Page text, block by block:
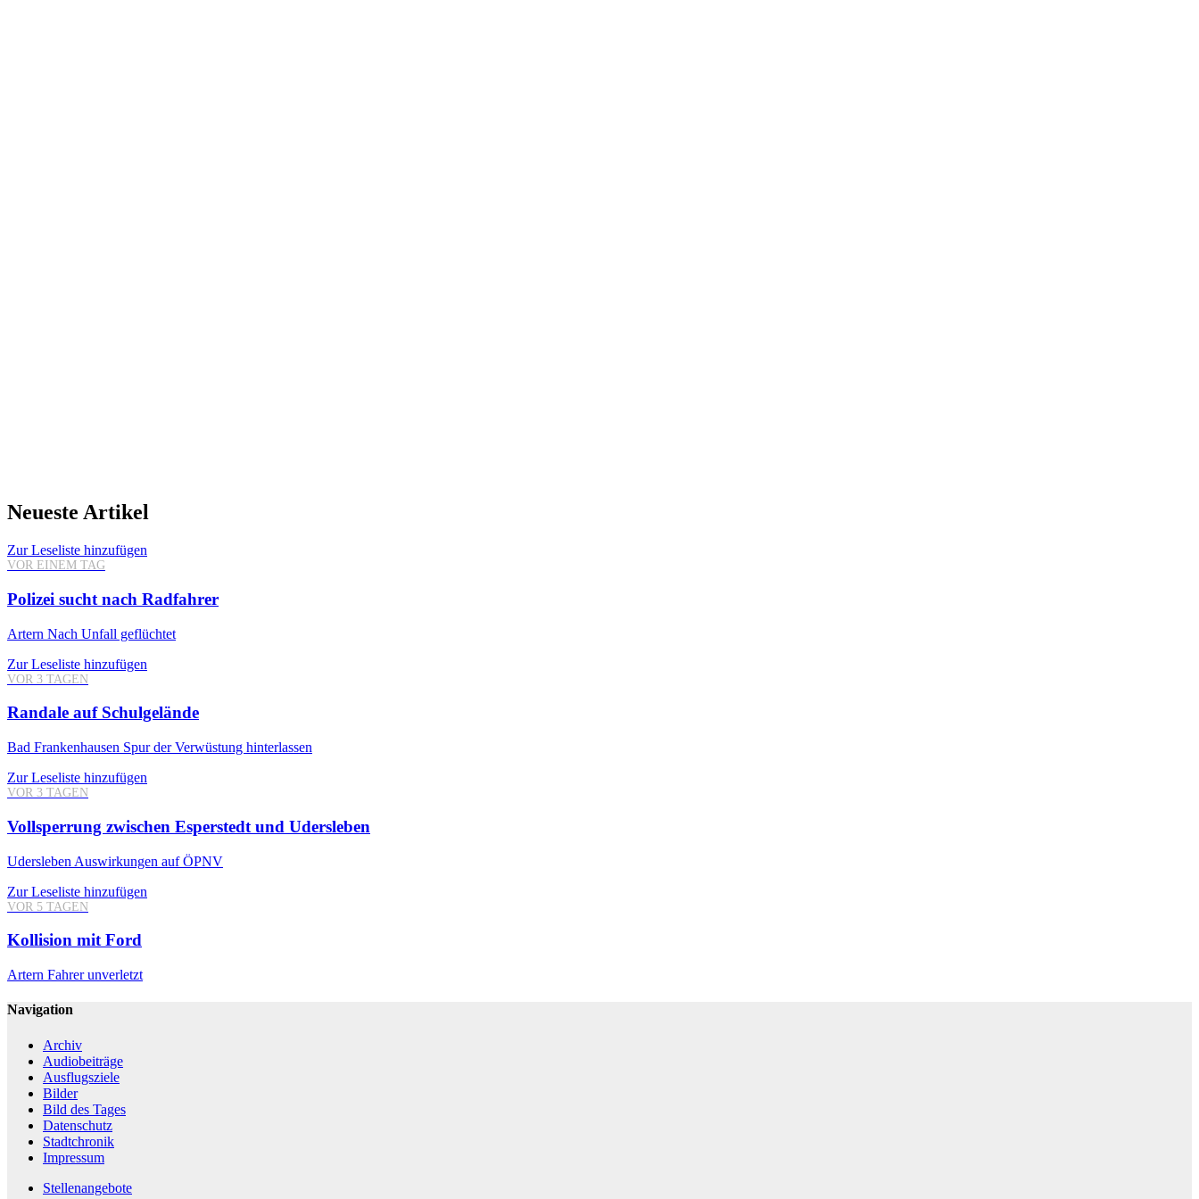
Neueste Artikel
Zur Leseliste hinzufügen
VOR EINEM TAG
Polizei sucht nach Radfahrer
Artern Nach Unfall geflüchtet
Zur Leseliste hinzufügen
VOR 3 TAGEN
Randale auf Schulgelände
Bad Frankenhausen Spur der Verwüstung hinterlassen
Zur Leseliste hinzufügen
VOR 3 TAGEN
Vollsperrung zwischen Esperstedt und Udersleben
Udersleben Auswirkungen auf ÖPNV
Zur Leseliste hinzufügen
VOR 5 TAGEN
Kollision mit Ford
Artern Fahrer unverletzt
Navigation
Archiv
Audiobeiträge
Ausflugsziele
Bilder
Bild des Tages
Datenschutz
Stadtchronik
Impressum
Stellenangebote